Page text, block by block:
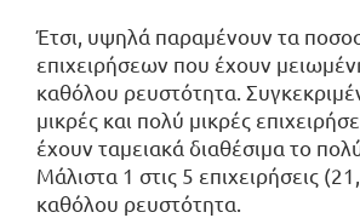
Έτσι, υψηλά παραμένουν τα
επιχειρήσεων που έχουν
καθόλου ρευστότητα.
μικρές και πολύ μικρές
έχουν ταμειακά διαθέσιμα το
Μάλιστα 1 στις 5 επιχειρήσεις
καθόλου ρευστότητα.